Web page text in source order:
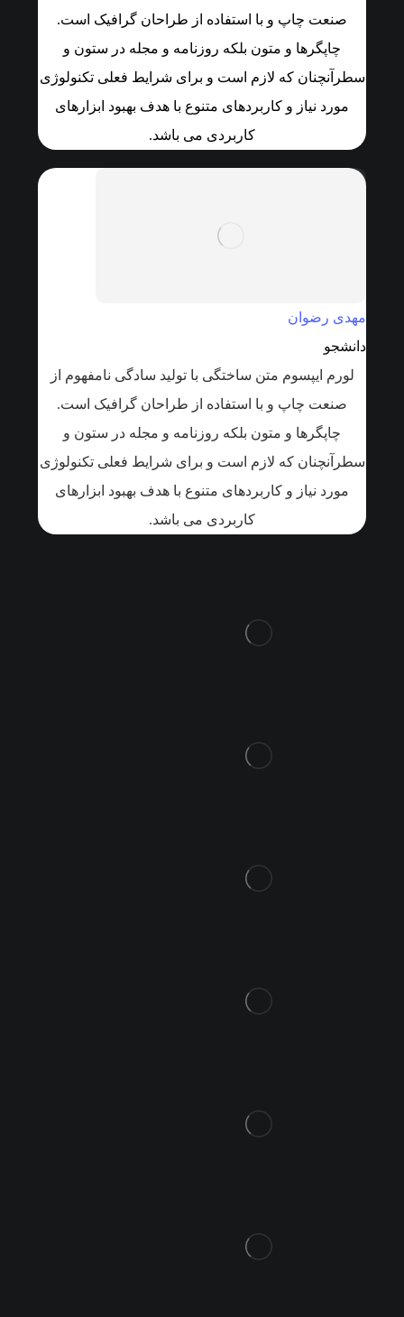
صنعت چاپ و با استفاده از طراحان گرافیک است.
چاپگرها و متون بلکه روزنامه و مجله در ستون و
سطرآنچنان که لازم است و برای شرایط فعلی تکنولوژی
مورد نیاز و کاربردهای متنوع با هدف بهبود ابزارهای
کاربردی می باشد.
مهدی رضوان
دانشجو
لورم ایپسوم متن ساختگی با تولید سادگی نامفهوم از
صنعت چاپ و با استفاده از طراحان گرافیک است.
چاپگرها و متون بلکه روزنامه و مجله در ستون و
سطرآنچنان که لازم است و برای شرایط فعلی تکنولوژی
مورد نیاز و کاربردهای متنوع با هدف بهبود ابزارهای
کاربردی می باشد.